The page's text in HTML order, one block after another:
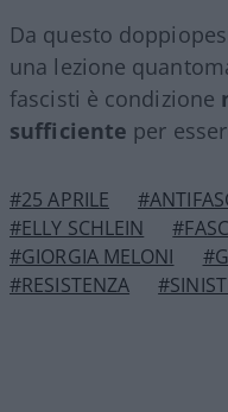
Da questo
una lezione
fascisti è condizione
sufficiente per
#25 APRILE
#ELLY SCHLEIN
#GIORGIA MELONI
#RESISTENZA